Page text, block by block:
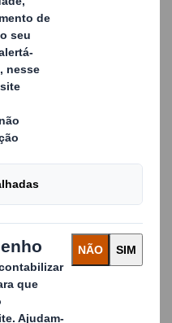
mais
a sua cadeia de
solução de packaging
A proteção ideal
usando apenas a
e completamente
a sua cadeia de